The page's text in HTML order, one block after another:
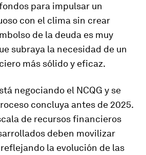
para impulsar un
con el clima sin crear
de la deuda es muy
subraya la necesidad de un
más sólido y eficaz.
negociando el NCQG y se
concluya antes de 2025.
de recursos financieros
deben movilizar
la evolución de las